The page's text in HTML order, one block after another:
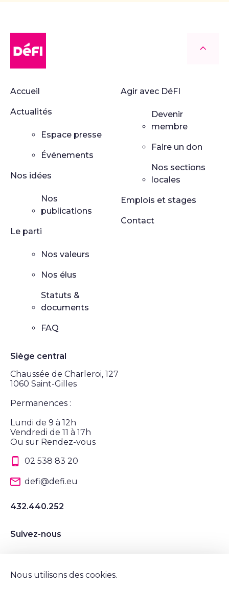
Accueil
Actualités
Espace presse
Événements
Nos idées
Nos
publications
Le parti
Nos valeurs
Nos élus
Statuts &
documents
FAQ
Agir avec DéFI
Devenir
membre
Faire un don
Nos sections
locales
Emplois et stages
Contact
Siège central
Chaussée de Charleroi, 127
1060 Saint-Gilles
Permanences :
Lundi de 9 à 12h
Vendredi de 11 à 17h
Ou sur Rendez-vous
02 538 83 20
defi@defi.eu
432.440.252
Suivez-nous
Nous utilisons des cookies.